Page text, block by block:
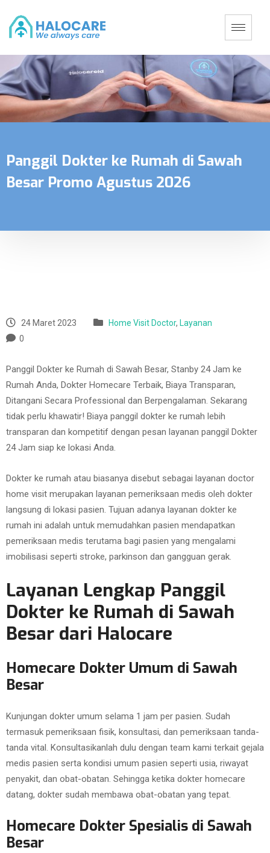
Panggil Dokter ke Rumah di Sawah
Besar Promo Agustus 2026
24 Maret 2023 Home Visit Doctor, Layanan
0
Panggil Dokter ke Rumah di Sawah Besar, Stanby 24 Jam ke
Rumah Anda, Dokter Homecare Terbaik, Biaya Transparan,
Ditangani Secara Professional dan Berpengalaman. Sekarang
tidak perlu khawatir! Biaya panggil dokter ke rumah lebih
transparan dan kompetitif dengan pesan layanan panggil Dokter
24 Jam siap ke lokasi Anda.
Dokter ke rumah atau biasanya disebut sebagai layanan doctor
home visit merupakan layanan pemeriksaan medis oleh dokter
langsung di lokasi pasien. Tujuan adanya layanan dokter ke
rumah ini adalah untuk memudahkan pasien mendapatkan
pemeriksaan medis terutama bagi pasien yang mengalami
imobilisasi seperti stroke, parkinson dan gangguan gerak.
Layanan Lengkap Panggil
Dokter ke Rumah di Sawah
Besar dari Halocare
Homecare Dokter Umum di Sawah
Besar
Kunjungan dokter umum selama 1 jam per pasien. Sudah
termasuk pemeriksaan fisik, konsultasi, dan pemeriksaan tanda-
tanda vital. Konsultasikanlah dulu dengan team kami terkait gejala
medis pasien serta kondisi umum pasien seperti usia, riwayat
penyakit, dan obat-obatan. Sehingga ketika dokter homecare
datang, dokter sudah membawa obat-obatan yang tepat.
Homecare Dokter Spesialis di Sawah
Besar